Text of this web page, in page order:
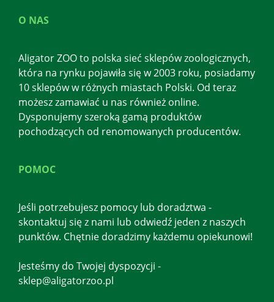
O NAS
Aligator ZOO to polska sieć sklepów zoologicznych,
która na rynku pojawiła się w 2003 roku, posiadamy
10 sklepów w różnych miastach Polski. Od teraz
możesz zamawiać u nas również online.
Dysponujemy szeroką gamą produktów
pochodzących od renomowanych producentów.
POMOC
Jeśli potrzebujesz pomocy lub doradztwa -
skontaktuj się z nami lub odwiedź jeden z naszych
punktów. Chętnie doradzimy każdemu opiekunowi!
Jesteśmy do Twojej dyspozycji -
sklep@aligatorzoo.pl